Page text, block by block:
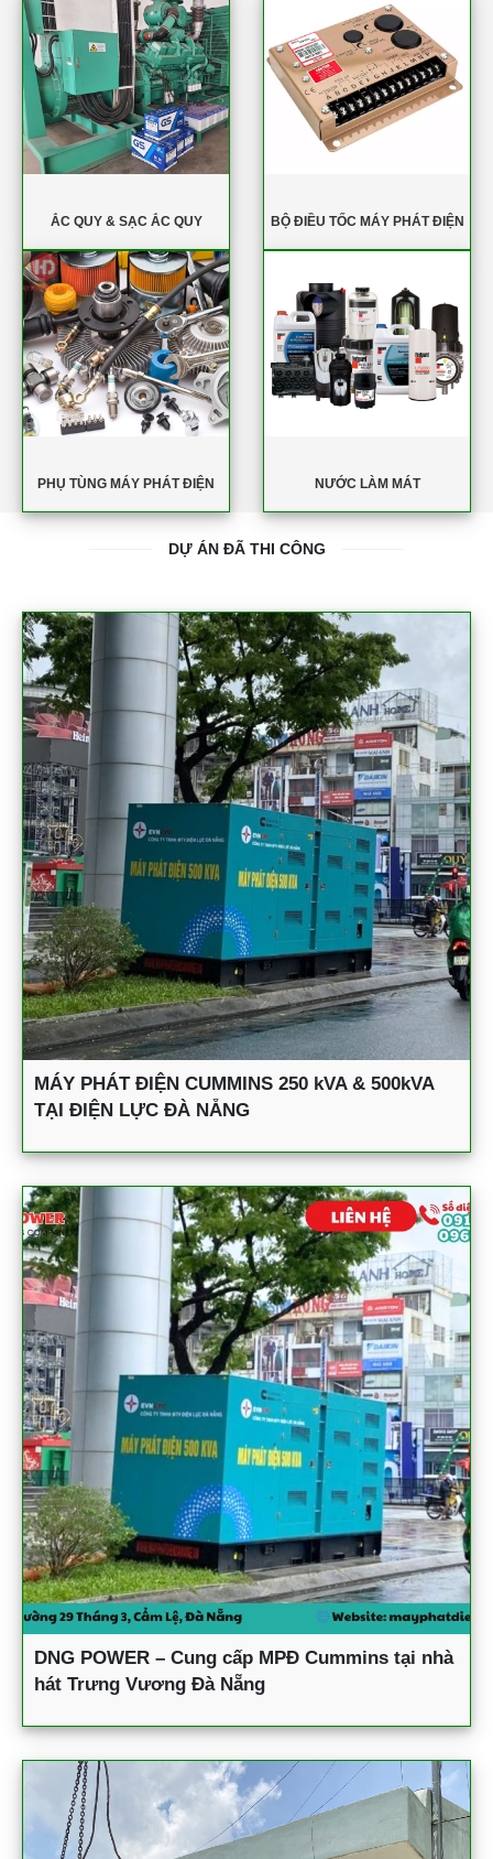
ẮC QUY & SẠC ẮC QUY BỘ ĐIỀU TỐC MÁY PHÁT ĐIỆN
PHỤ TÙNG MÁY PHÁT ĐIỆN NƯỚC LÀM MÁT
DỰ ÁN ĐÃ THI CÔNG
MÁY PHÁT ĐIỆN CUMMINS 250 kVA & 500kVA
TẠI ĐIỆN LỰC ĐÀ NẴNG
DNG POWER – Cung cấp MPĐ Cummins tại nhà
hát Trưng Vương Đà Nẵng